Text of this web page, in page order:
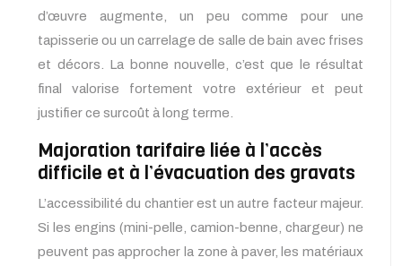
d’œuvre augmente, un peu comme pour une
tapisserie ou un carrelage de salle de bain avec frises
et décors. La bonne nouvelle, c’est que le résultat
final valorise fortement votre extérieur et peut
justifier ce surcoût à long terme.
Majoration tarifaire liée à l’accès
difficile et à l’évacuation des gravats
L’accessibilité du chantier est un autre facteur majeur.
Si les engins (mini-pelle, camion-benne, chargeur) ne
peuvent pas approcher la zone à paver, les matériaux